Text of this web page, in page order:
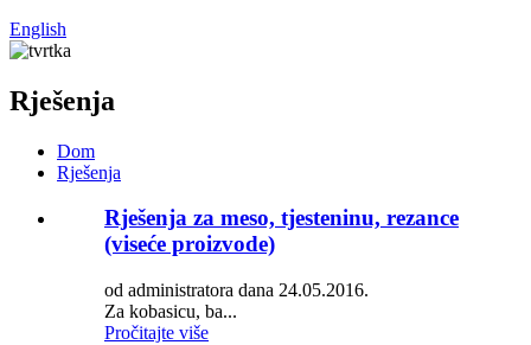
English
Rješenja
Dom
Rješenja
Rješenja za meso, tjesteninu, rezance
(viseće proizvode)
od administratora dana 24.05.2016.
Za kobasicu, ba...
Pročitajte više